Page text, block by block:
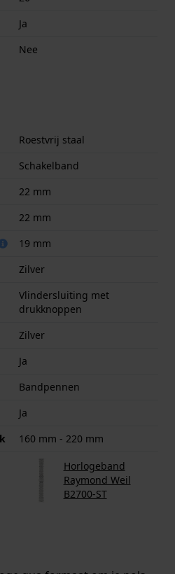
Ja
Nee
Roestvrij staal
Schakelband
22 mm
22 mm
19 mm
Zilver
Vlindersluiting met
drukknoppen
Zilver
Ja
Bandpennen
Ja
160 mm - 220 mm
Horlogeband
Raymond Weil
B2700-ST